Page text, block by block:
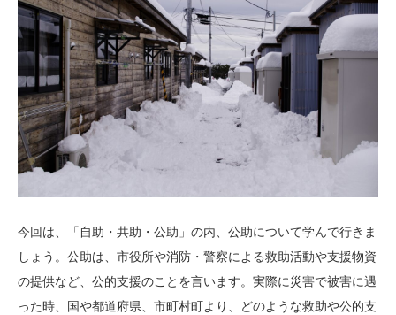
今回は、「自助・共助・公助」の内、公助について学んで行きま
しょう。公助は、 市役所や消防・警察による救助活動や支援物資
の提供など、公的支援のことを言います。 実際に災害で被害に遇
った時、国や都道府県、市町村町より、どのような救助や公的支